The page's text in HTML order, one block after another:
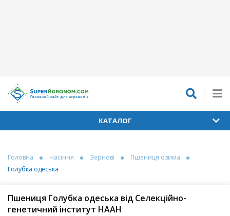
КАТАЛОГ
Головна Насіння Зернові
Пшениця озима
Голубка одеська
Пшениця Голубка одеська від Селекційно-
генетичний інститут НААН